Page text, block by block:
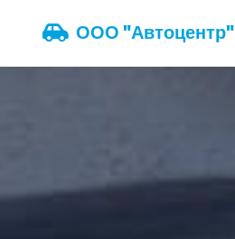
ООО "Автоцентр"